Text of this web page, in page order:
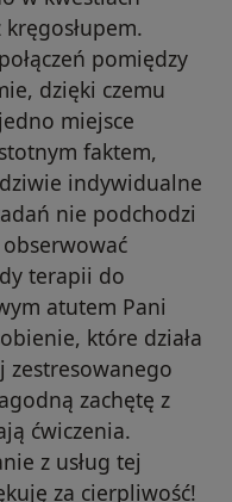
pomiędzy
dzięki czemu
miejsce
faktem,
indywidualne
nie podchodzi
terapii do
atutem Pani
które działa
zestresowanego
zachętę z
ćwiczenia.
z usług tej
za cierpliwość!